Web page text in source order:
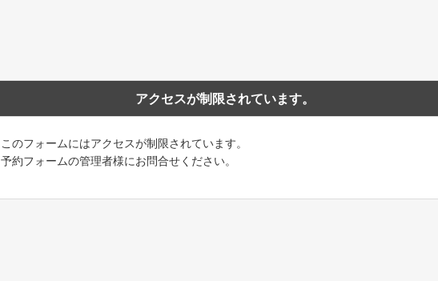
アクセスが制限されています。
このフォームにはアクセスが制限されています。
予約フォームの管理者様にお問合せください。